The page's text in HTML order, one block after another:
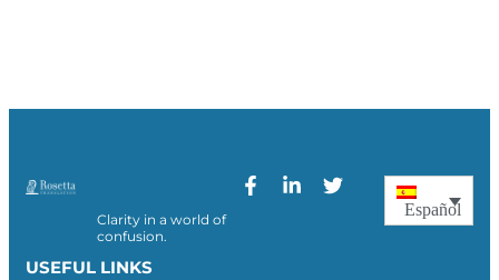
Clarity in a world of
confusion.
Español
USEFUL LINKS